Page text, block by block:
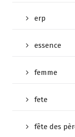
erp
essence
femme
fete
fête des